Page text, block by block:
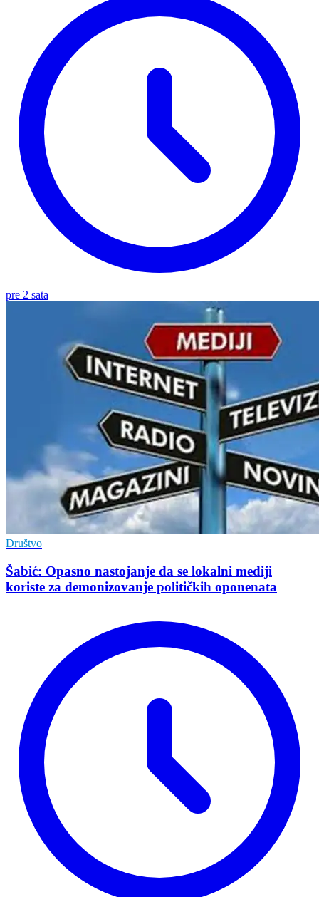
pre 2 sata
Društvo
Šabić: Opasno nastojanje da se lokalni mediji
koriste za demonizovanje političkih oponenata